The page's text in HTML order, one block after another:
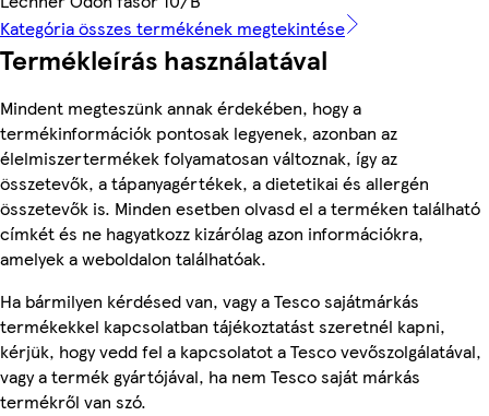
Kategória összes termékének megtekintése
Termékleírás használatával
Mindent megteszünk annak érdekében, hogy a
termékinformációk pontosak legyenek, azonban az
élelmiszertermékek folyamatosan változnak, így az
összetevők, a tápanyagértékek, a dietetikai és allergén
összetevők is. Minden esetben olvasd el a terméken található
címkét és ne hagyatkozz kizárólag azon információkra,
amelyek a weboldalon találhatóak.
Ha bármilyen kérdésed van, vagy a Tesco sajátmárkás
termékekkel kapcsolatban tájékoztatást szeretnél kapni,
kérjük, hogy vedd fel a kapcsolatot a Tesco vevőszolgálatával,
vagy a termék gyártójával, ha nem Tesco saját márkás
termékről van szó.